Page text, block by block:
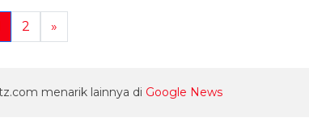
2 »
menarik lainnya di Google News